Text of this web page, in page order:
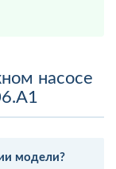
насосе
модели?